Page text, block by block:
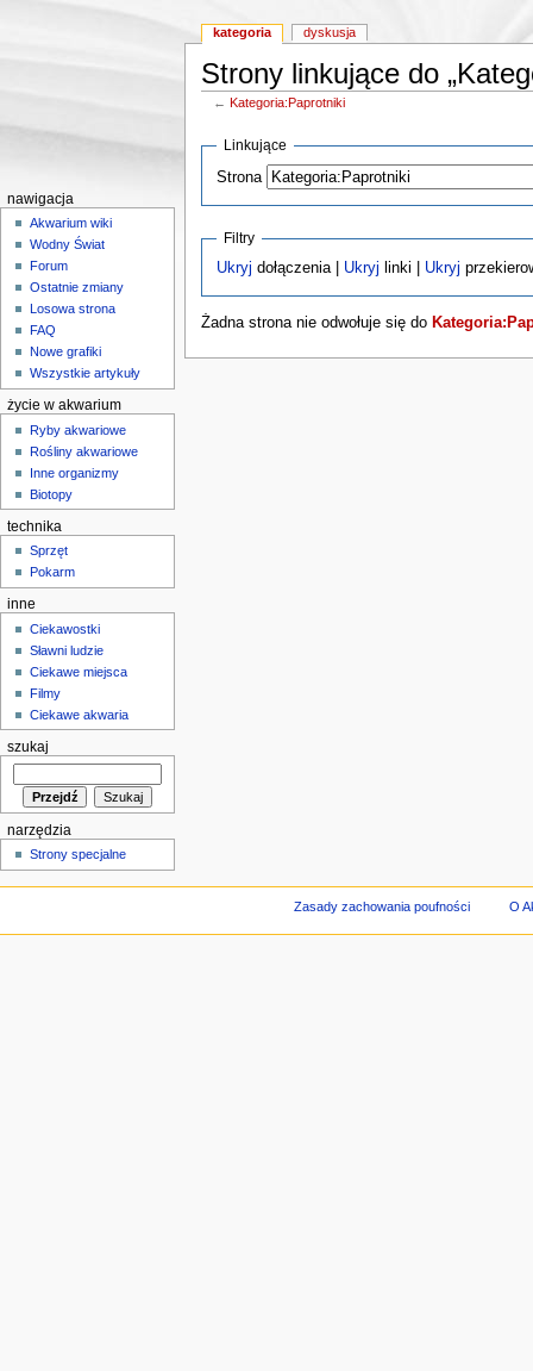
Strony linkujące do
←Kategoria:Paprotniki
Linkujące
Strona
Filtry
Ukryj dołączenia | Ukryj linki | Ukryj
Żadna strona nie odwołuje się do
kategoria dyskusja
nawigacja
Akwarium wiki
Wodny Świat
Forum
Ostatnie zmiany
Losowa strona
FAQ
Nowe grafiki
Wszystkie artykuły
życie w akwarium
Ryby akwariowe
Rośliny akwariowe
Inne organizmy
Biotopy
technika
Sprzęt
Pokarm
inne
Ciekawostki
Sławni ludzie
Ciekawe miejsca
Filmy
Ciekawe akwaria
szukaj
narzędzia
Strony specjalne
Zasady zachowania poufności O